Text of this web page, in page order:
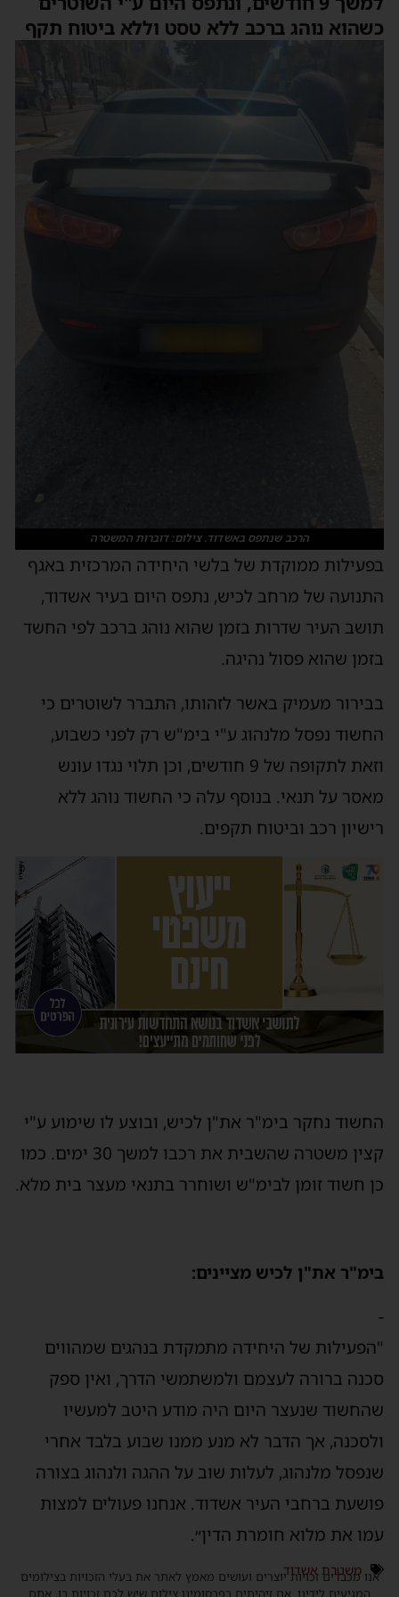
כשהוא נוהג ברכב ללא טסט וללא ביטוח תקף
הרכב שנתפס באשדוד. צילום: דוברות המשטרה
בפעילות ממוקדת של בלשי היחידה המרכזית באגף
התנועה של מרחב לכיש, נתפס היום בעיר אשדוד,
תושב העיר שדרות בזמן שהוא נוהג ברכב לפי החשד
בזמן שהוא פסול נהיגה.
בבירור מעמיק באשר לזהותו, התברר לשוטרים כי
החשוד נפסל מלנהוג ע"י בימ"ש רק לפני כשבוע,
וזאת לתקופה של 9 חודשים, וכן תלוי נגדו עונש
מאסר על תנאי. בנוסף עלה כי החשוד נוהג ללא
רישיון רכב וביטוח תקפים.
החשוד נחקר בימ"ר את"ן לכיש, ובוצע לו שימוע ע"י
קצין משטרה שהשבית את רכבו למשך 30 ימים. כמו
כן חשוד זומן לבימ"ש ושוחרר בתנאי מעצר בית מלא.
בימ"ר את"ן לכיש מציינים:
-
"הפעילות של היחידה מתמקדת בנהגים שמהווים
סכנה ברורה לעצמם ולמשתמשי הדרך, ואין ספק
שהחשוד שנעצר היום היה מודע היטב למעשיו
ולסכנה, אך הדבר לא מנע ממנו שבוע בלבד אחרי
שנפסל מלנהוג, לעלות שוב על ההגה ולנהוג בצורה
פושעת ברחבי העיר אשדוד. אנחנו פעולים למצות
עמו את מלוא חומרת הדין״.
משטרת אשדוד
אנו מכבדים זכויות יוצרים ועושים מאמץ לאתר את בעלי הזכויות בצילומים
המגיעים לידינו. אם זיהיתים בפרסומינו צילום שיש לכם זכויות בו, אתם